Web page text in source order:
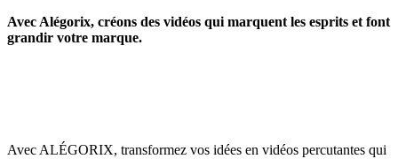
Avec Alégorix, créons des vidéos qui marquent les esprits et font
grandir votre marque.
Avec ALÉGORIX, transformez vos idées en vidéos percutantes qui